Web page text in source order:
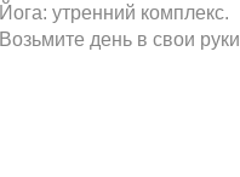
Йога: утренний комплекс.
Возьмите день в свои руки